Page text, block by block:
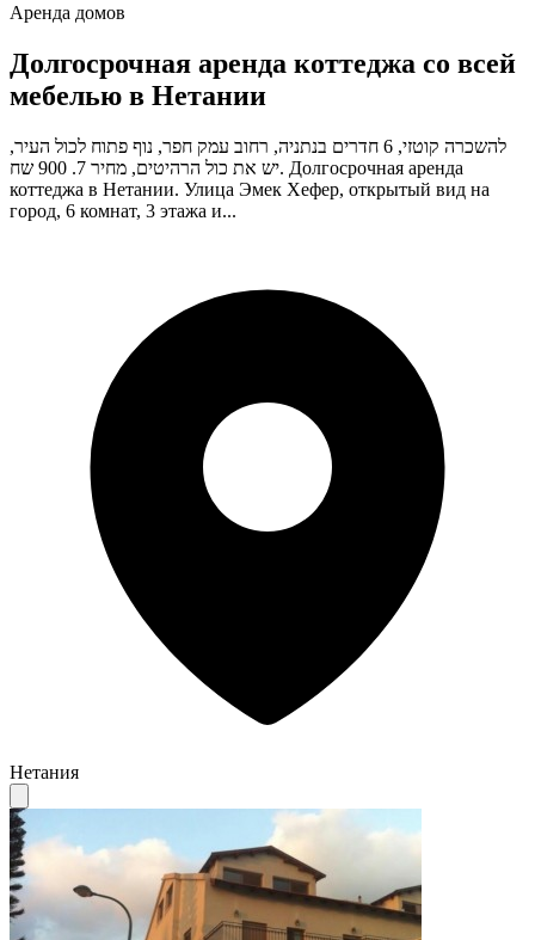
Аренда домов
Долгосрочная аренда коттеджа со всей
мебелью в Нетании
להשכרה קוטזי, 6 חדרים בנתניה, רחוב עמק חפר, נוף פתוח לכול העיר,
יש את כול הרהיטים, מחיר 7. 900 שח. Долгосрочная аренда
коттеджа в Нетании. Улица Эмек Хефер, открытый вид на
город, 6 комнат, 3 этажа и...
Нетания